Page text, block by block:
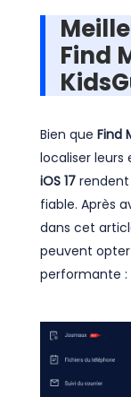
Find
Bien que Find
localiser leurs
iOS 17 rendent
fiable. Après
dans cet
peuvent
performante :